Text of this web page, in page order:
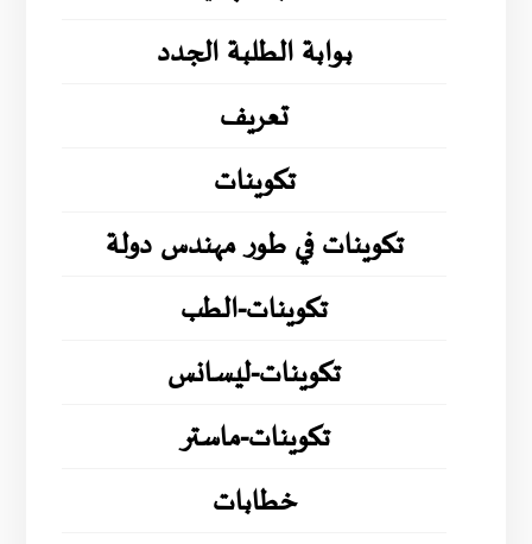
بوابة الطلبة الجدد
تعريف
تكوينات
تكوينات في طور مهندس دولة
تكوينات-الطب
تكوينات-ليسانس
تكوينات-ماستر
خطابات